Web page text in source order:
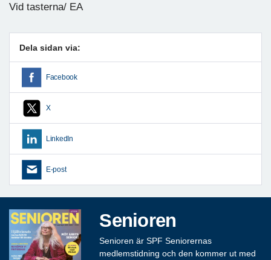
Vid tasterna/ EA
Dela sidan via:
Facebook
X
LinkedIn
E-post
Senioren
Senioren är SPF Seniorernas
medlemstidning och den kommer ut med